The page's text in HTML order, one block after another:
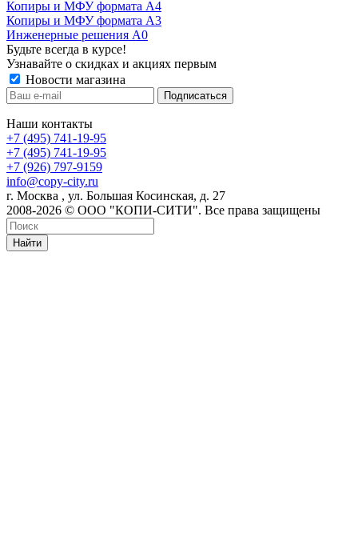
Копиры и МФУ формата А4
Копиры и МФУ формата А3
Инженерные решения А0
Будьте всегда в курсе!
Узнавайте о скидках и акциях первым
Новости магазина
Наши контакты
+7 (495) 741-19-95
+7 (495) 741-19-95
+7 (926) 797-9159
info@copy-city.ru
г. Москва , ул. Большая Косинская, д. 27
2008-2026 © ООО "КОПИ-СИТИ". Все права защищены
Найти